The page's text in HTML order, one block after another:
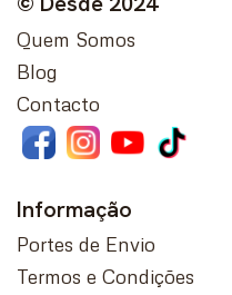
Quem Somos
Blog
Contacto
Informação
Portes de Envio
Termos e Condições